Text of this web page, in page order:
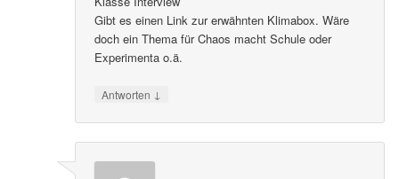
Gibt es einen Link zur erwähnten Klimabox. Wäre
doch ein Thema für Chaos macht Schule oder
Experimenta o.ä.
Antworten ↓